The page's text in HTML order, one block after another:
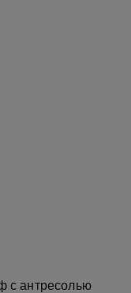
с антресолью